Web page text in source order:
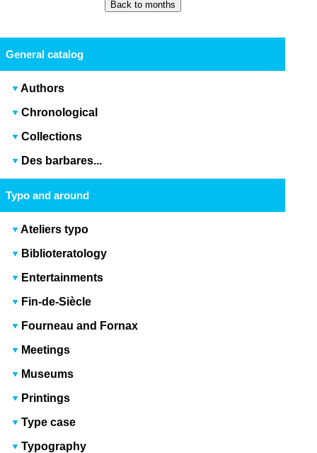
General catalog
Authors
Chronological
Collections
Des barbares...
Typo and around
Ateliers typo
Biblioteratology
Entertainments
Fin-de-Siècle
Fourneau and Fornax
Meetings
Museums
Printings
Type case
Typography